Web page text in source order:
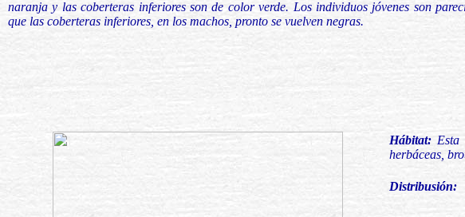
naranja y las coberteras inferiores son de color verde. Los individuos jóvenes son
que las coberteras inferiores, en los machos, pronto se vuelven negras.
Hábitat: Esta
herbáceas,
Distribusión: